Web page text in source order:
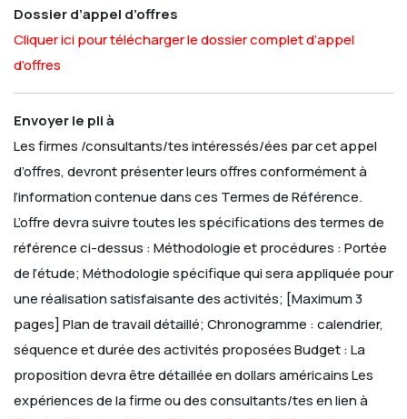
Dossier d’appel d’offres
Cliquer ici pour télécharger le dossier complet d’appel
d’offres
Envoyer le pli à
Les firmes /consultants/tes intéressés/ées par cet appel
d’offres, devront présenter leurs offres conformément à
l’information contenue dans ces Termes de Référence.
L’offre devra suivre toutes les spécifications des termes de
référence ci-dessus :Méthodologie et procédures :Portée
de l’étude;Méthodologie spécifique qui sera appliquée pour
une réalisation satisfaisante des activités; [Maximum 3
pages] Plan de travail détaillé;Chronogramme : calendrier,
séquence et durée des activités proposéesBudget : La
proposition devra être détaillée en dollars américainsLes
expériences de la firme ou des consultants/tes en lien à